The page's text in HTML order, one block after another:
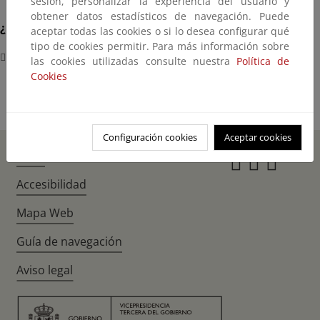
¿Dónde?
Escuela Julián Besteiro C/Azcona, 53 (Madrid)
obtener datos estadísticos de navegación. Puede
aceptar todas las cookies o si lo desea configurar qué
tipo de cookies permitir. Para más información sobre
las cookies utilizadas consulte nuestra Política de
Cookies
Configuración cookies Aceptar cookies
Accesibilidad
Mapa Web
Guía de navegación
Aviso legal